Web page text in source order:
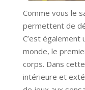
Comme vous le
permettent de
C’est également
monde, le
corps. Dans
intérieure et